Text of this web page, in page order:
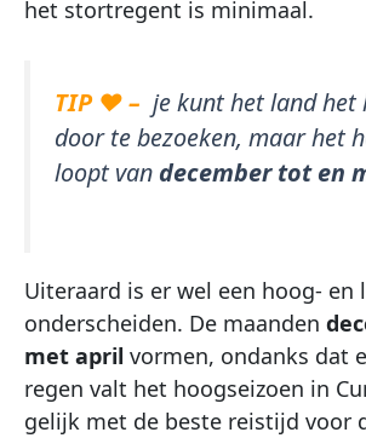
het stortregent is minimaal.
TIP ♥ – je kunt het land het
door te bezoeken, maar het
loopt van december tot en
Uiteraard is er wel een hoog- en
onderscheiden. De maanden
met april vormen, ondanks dat
regen valt het hoogseizoen in
gelijk met de beste reistijd voor